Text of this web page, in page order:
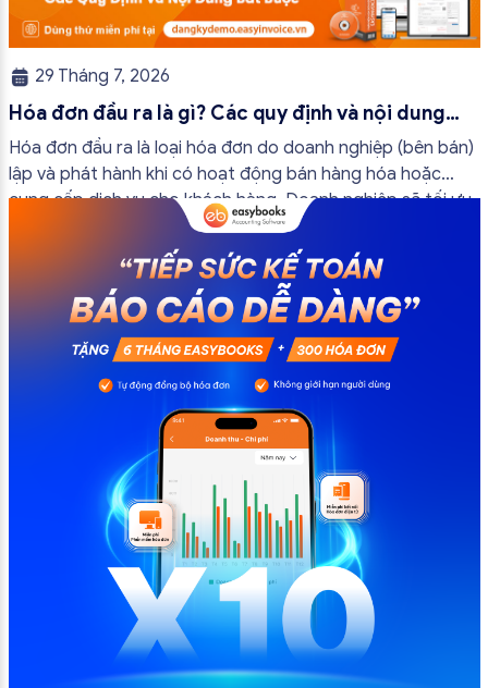
29 Tháng 7, 2026
Hóa đơn đầu ra là gì? Các quy định và nội dung
bắt buộc mới nhất
Hóa đơn đầu ra là loại hóa đơn do doanh nghiệp (bên bán)
lập và phát hành khi có hoạt động bán hàng hóa hoặc
cung cấp dịch vụ cho khách hàng. Doanh nghiệp sẽ tối ưu
quy trình vận hành và tránh được những án phạt hành
chính không đáng có nếu nắm rõ […]